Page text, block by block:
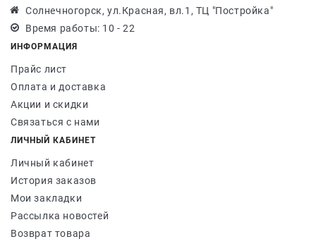
Солнечногорск, ул.Красная, вл.1, ТЦ "Постройка"
Время работы: 10 - 22
ИНФОРМАЦИЯ
Прайс лист
Оплата и доставка
Акции и скидки
Связаться с нами
ЛИЧНЫЙ КАБИНЕТ
Личный кабинет
История заказов
Мои закладки
Рассылка новостей
Возврат товара